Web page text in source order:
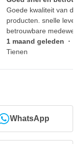
Goede kwaliteit van de
producten. snelle
betrouwbare
1 maand geleden ·
Tienen
WhatsApp